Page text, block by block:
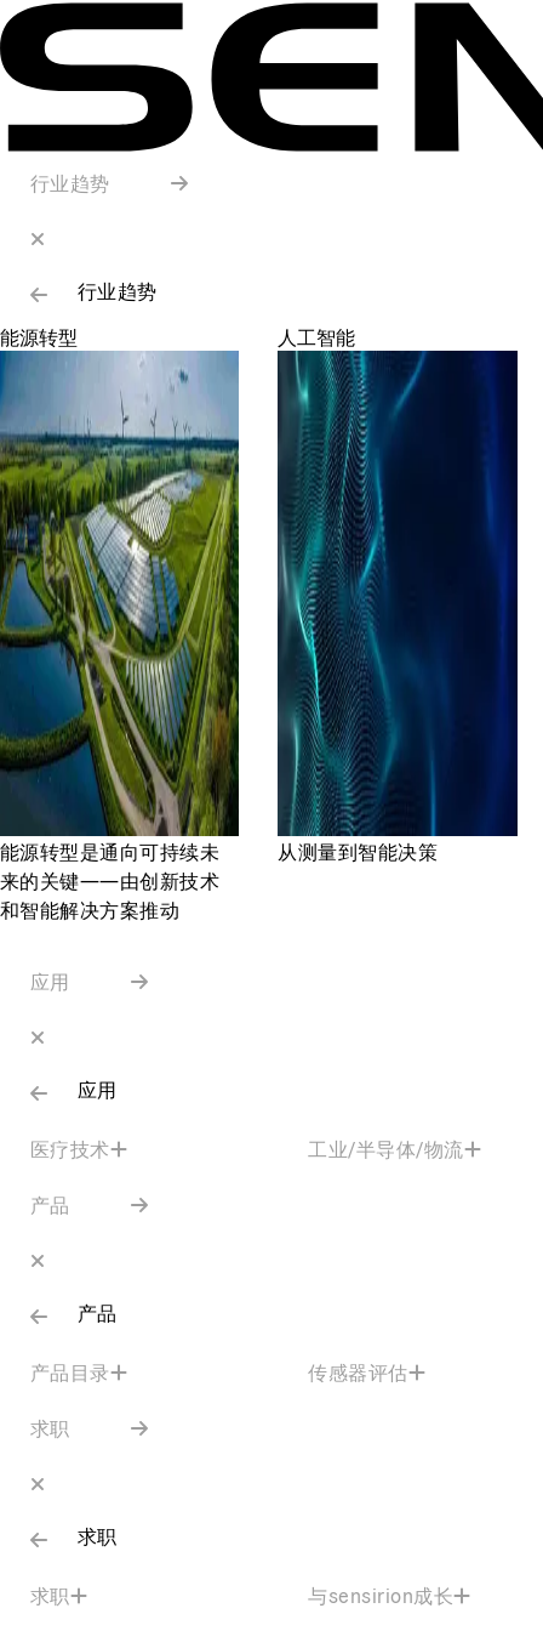
行业趋势
行业趋势
能源转型
能源转型是通向可持续未
来的关键——由创新技术
和智能解决方案推动
人工智能
从测量到智能决策
应用
应用
医疗技术 工业/半导体/物流
产品
产品
产品目录 传感器评估
求职
求职
求职 与sensirion成长